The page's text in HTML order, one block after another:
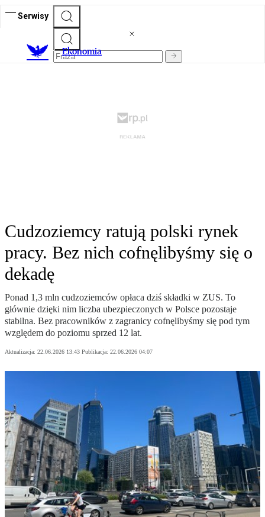
Serwisy
Ekonomia
Cudzoziemcy ratują polski rynek
pracy. Bez nich cofnęlibyśmy się o
dekadę
Ponad 1,3 mln cudzoziemców opłaca dziś składki w ZUS. To
głównie dzięki nim liczba ubezpieczonych w Polsce pozostaje
stabilna. Bez pracowników z zagranicy cofnęlibyśmy się pod tym
względem do poziomu sprzed 12 lat.
Aktualizacja: 22.06.2026 13:43 Publikacja: 22.06.2026 04:07